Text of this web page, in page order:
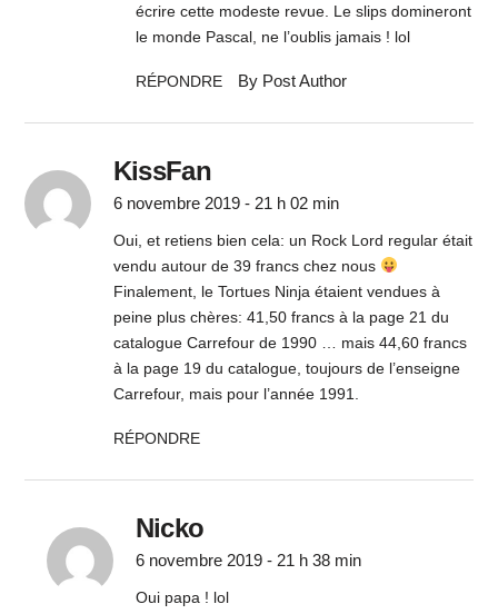
écrire cette modeste revue. Le slips domineront
le monde Pascal, ne l’oublis jamais ! lol
RÉPONDRE By Post Author
KissFan
6 novembre 2019 - 21 h 02 min
Oui, et retiens bien cela: un Rock Lord regular était
vendu autour de 39 francs chez nous
Finalement, le Tortues Ninja étaient vendues à
peine plus chères: 41,50 francs à la page 21 du
catalogue Carrefour de 1990 … mais 44,60 francs
à la page 19 du catalogue, toujours de l’enseigne
Carrefour, mais pour l’année 1991.
RÉPONDRE
Nicko
6 novembre 2019 - 21 h 38 min
Oui papa ! lol